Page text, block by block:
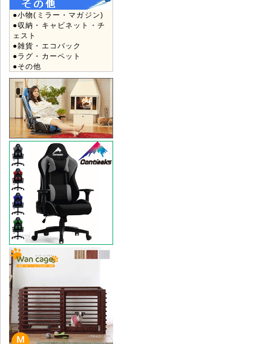
●小物(ミラー・マガジン)
●収納・キャビネット・チ
ェスト
●雑貨・エコバック
●ラグ・カーペット
●その他